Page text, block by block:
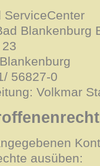
ServiceCenter
Blankenburg
56827-0
Volkmar
ausüben: